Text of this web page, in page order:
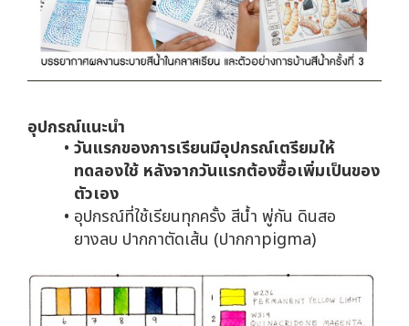
อุปกรณ์แนะนำ
วันแรกของการเรียนมีอุปกรณ์เตรียมให้
ทดลองใช้ หลังจากวันแรกต้องซื้อเพิ่มเป็นของ
ตัวเอง
อุปกรณ์ที่ใช้เรียนทุกครั้ง สีน้ำ พู่กัน ดินสอ
ยางลบ ปากกาตัดเส้น (ปากกาpigma)